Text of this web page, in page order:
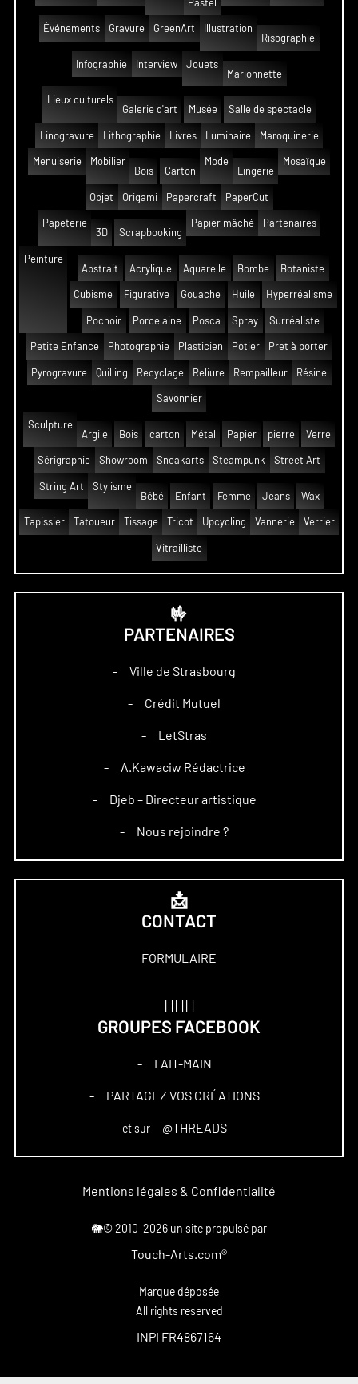
Pastel
Événements Gravure GreenArt
Illustration
Risographie
Infographie Interview
Jouets
Marionnette
Lieux culturels
Galerie d'art
Musée Salle de spectacle
Linogravure Lithographie Livres Luminaire Maroquinerie
Menuiserie
Mobilier
Bois
Carton
Mode
Lingerie
Mosaïque
Objet Origami Papercraft PaperCut
Papeterie
3D
Scrapbooking
Papier mâché Partenaires
Peinture
Abstrait
Acrylique Aquarelle Bombe Botaniste
Cubisme Figurative Gouache Huile Hyperréalisme
Pochoir Porcelaine Posca Spray Surréaliste
Petite Enfance Photographie Plasticien Potier Pret à porter
Pyrogravure Quilling Recyclage Reliure Rempailleur Résine
Savonnier
Sculpture
Argile
Bois carton Métal Papier pierre Verre
Sérigraphie Showroom Sneakarts Steampunk Street Art
String Art
Stylisme
Bébé
Enfant Femme Jeans Wax
Tapissier Tatoueur Tissage Tricot Upcycling Vannerie Verrier
Vitrailliste
🤟
PARTENAIRES
– Ville de Strasbourg
– Crédit Mutuel
– LetStras
– A.Kawaciw Rédactrice
– Djeb – Directeur artistique
– Nous rejoindre ?
📩
CONTACT
FORMULAIRE
GROUPES FACEBOOK
– FAIT-MAIN
– PARTAGEZ VOS CRÉATIONS
et sur @THREADS
Mentions légales & Confidentialité
🐘© 2010-2026 un site propulsé par
Touch-Arts.com®
Marque déposée
All rights reserved
INPI FR4867164